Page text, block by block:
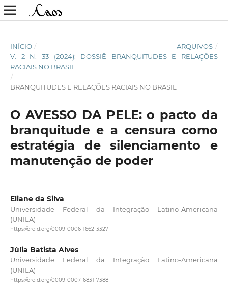
INÍCIO / ARQUIVOS /
V. 2 N. 33 (2024): DOSSIÊ BRANQUITUDES E RELAÇÕES
RACIAIS NO BRASIL
/
BRANQUITUDES E RELAÇÕES RACIAIS NO BRASIL
O AVESSO DA PELE: o pacto da
branquitude e a censura como
estratégia de silenciamento e
manutenção de poder
Eliane da Silva
Universidade Federal da Integração Latino-Americana
(UNILA)
https://orcid.org/0009-0006-1662-3327
Júlia Batista Alves
Universidade Federal da Integração Latino-Americana
(UNILA)
https://orcid.org/0009-0007-6831-7388